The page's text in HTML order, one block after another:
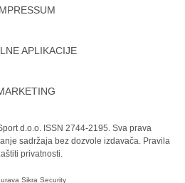
APLIKACIJE
d.o.o. ISSN 2744-2195. Sva prava
sadržaja bez dozvole izdavača. Pravila
privatnosti.
Sikra Security